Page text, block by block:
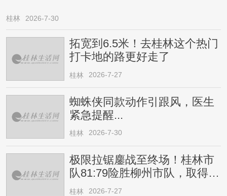
桂林 2026-7-30
拓宽到6.5米！去桂林这个热门
打卡地的路更好走了
桂林 2026-7-27
蜘蛛侠同款动作引跟风，医生
紧急提醒...
桂林 2026-7-30
极限拉锯鏖战至终场！桂林市
队81:79险胜柳州市队，取得四
连胜
桂林 2026-7-27